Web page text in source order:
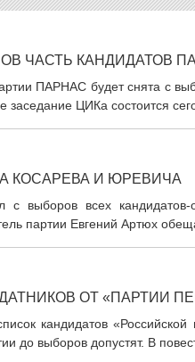
ЧАСТЬ КАНДИДАТОВ
ПАРНАС будет снята с
ЦИКа состоится
КОСАРЕВА И ЮРЕВИЧА
выборов всех кандидатов-
партии Евгений Артюх
ОТ «ПАРТИИ
кандидатов
до выборов допустят. В